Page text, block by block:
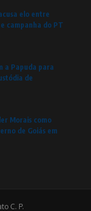
elo entre
campanha do PT
a Papuda para
de
Morais como
de Goiás em
C. P.